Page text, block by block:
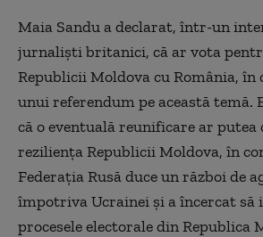
Maia Sandu a declarat, într-un
jurnalişti britanici, că ar vota
Republicii Moldova cu România,
unui referendum pe această temă.
că o eventuală reunificare ar putea
rezilienţa Republicii Moldova, în
Federaţia Rusă duce un război de
împotriva Ucrainei şi a încercat să
procesele electorale din Republica